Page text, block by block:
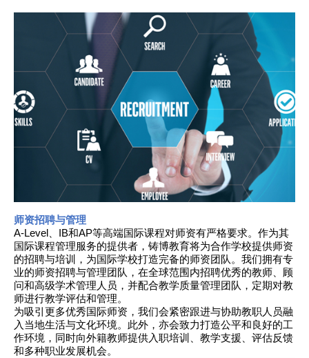
师资招聘与管理
A-Level、IB和AP等高端国际课程对师资有严格要求。作为其
国际课程管理服务的提供者，铸博教育将为合作学校提供师资
的招聘与培训，为国际学校打造完备的师资团队。我们拥有专
业的师资招聘与管理团队，在全球范围内招聘优秀的教师、顾
问和高级学术管理人员，并配合教学质量管理团队，定期对教
师进行教学评估和管理。
为吸引更多优秀国际师资，我们会紧密跟进与协助教职人员融
入当地生活与文化环境。此外，亦会致力打造公平和良好的工
作环境，同时向外籍教师提供入职培训、教学支援、评估反馈
和多种职业发展机会。